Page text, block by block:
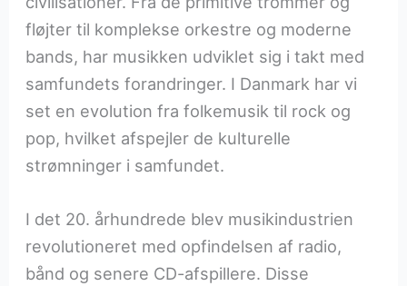
fløjter til komplekse orkestre og moderne
bands, har musikken udviklet sig i takt med
samfundets forandringer. I Danmark har vi
set en evolution fra folkemusik til rock og
pop, hvilket afspejler de kulturelle
strømninger i samfundet.
I det 20. århundrede blev musikindustrien
revolutioneret med opfindelsen af radio,
bånd og senere CD-afspillere. Disse